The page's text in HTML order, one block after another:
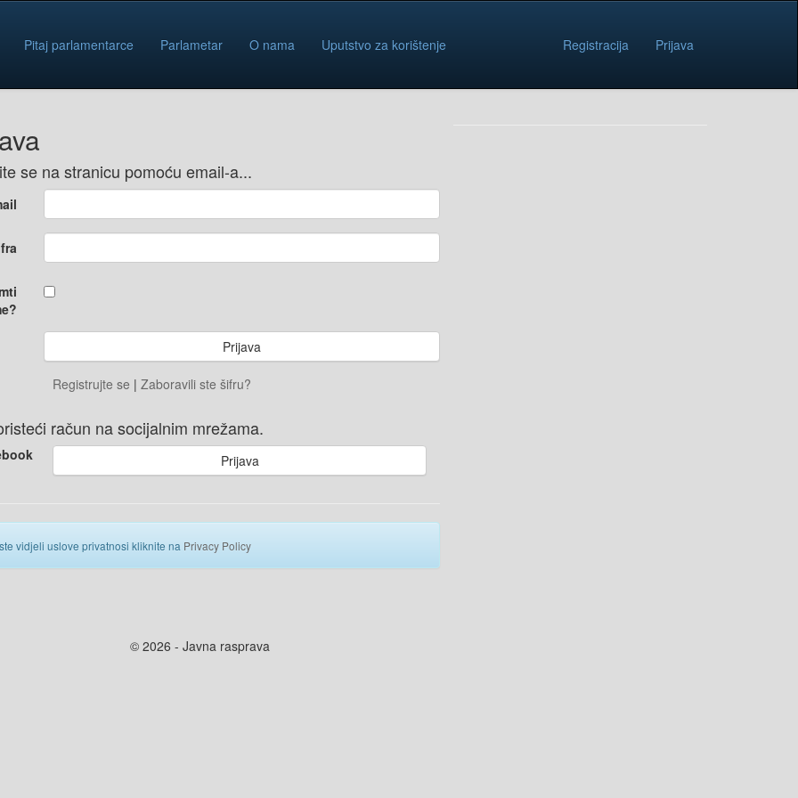
Pitaj parlamentarce Parlametar O nama Uputstvo za korištenje Registracija Prijava
se na stranicu pomoću email-a...
Registrujte se | Zaboravili ste šifru?
račun na socijalnim mrežama.
Prijava
vidjeli uslove privatnosi kliknite na Privacy Policy
© 2026 - Javna rasprava